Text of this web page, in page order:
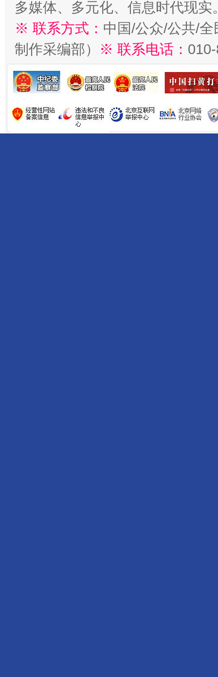
多媒体、多元化、信息时代现实
※ 联系方式： 中国/公众/公共/
制作采编部）
※ 联系电话：